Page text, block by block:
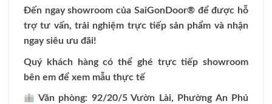
Đến ngay showroom của SaiGonDoor® để được hỗ
trợ tư vấn, trải nghiệm trực tiếp sản phẩm và nhận
ngay siêu ưu đãi!
Quý khách hàng có thể ghé trực tiếp showroom
bên em để xem mẫu thực tế
Văn phòng: 92/20/5 Vườn Lài, Phường An Phú